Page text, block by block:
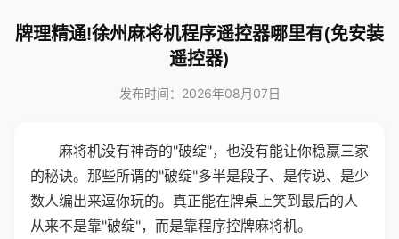
牌理精通!徐州麻将机程序遥控器哪里有(免安装
遥控器)
发布时间：2026年08月07日
麻将机没有神奇的"破绽"，也没有能让你稳赢三家
的秘诀。那些所谓的"破绽"多半是段子、是传说、是少
数人编出来逗你玩的。真正能在牌桌上笑到最后的人
从来不是靠"破绽"，而是靠程序控牌麻将机。